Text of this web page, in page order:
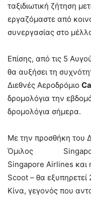
ταξιδιωτική ζήτηση
εργαζόμαστε από
συνεργασίας στο
Επίσης, από τις 5
θα αυξήσει τη
Διεθνές Αεροδρόμιο
δρομολόγια την
δρομολόγια σήμερα.
Με την προσθήκη του
Όμιλος Singapore
Singapore Airlines και
Scoot – θα εξυπηρετεί
Κίνα, γεγονός που